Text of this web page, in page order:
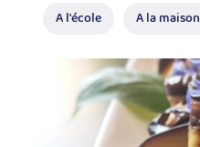
A l'école A la maison